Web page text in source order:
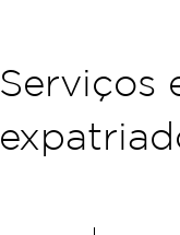
Serviços